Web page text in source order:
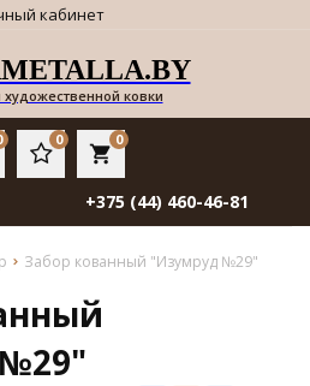
кабинет
ковки
local_grocery_store
0
0
+375 (44) 460-46-81
Забор кованный "Изумруд №29"